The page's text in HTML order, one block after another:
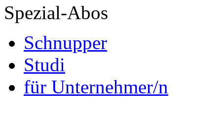
Spezial-Abos
Schnupper
Studi
für Unternehmer/n